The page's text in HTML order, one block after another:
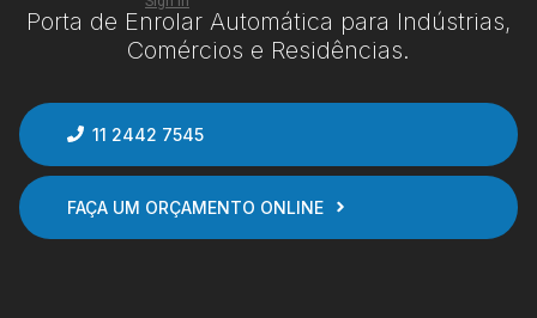
Porta de Enrolar Automática para Indústrias,
Comércios e Residências.
11 2442 7545
FAÇA UM ORÇAMENTO ONLINE